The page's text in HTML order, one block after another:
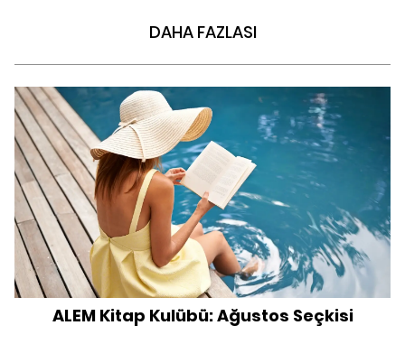
DAHA FAZLASI
ALEM Kitap Kulübü: Ağustos Seçkisi